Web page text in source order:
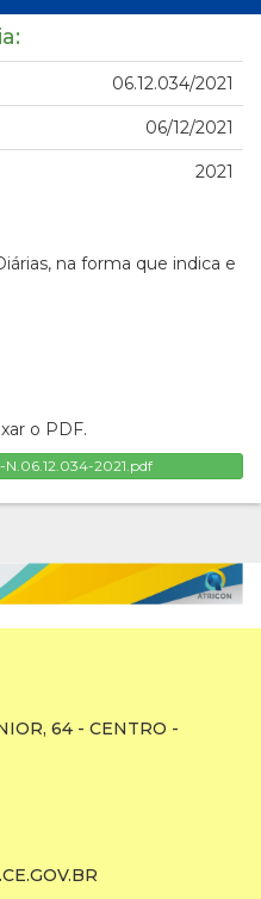
06.12.034/2021
06/12/2021
2021
na forma que indica e
o PDF.
2021.pdf
64 - CENTRO -